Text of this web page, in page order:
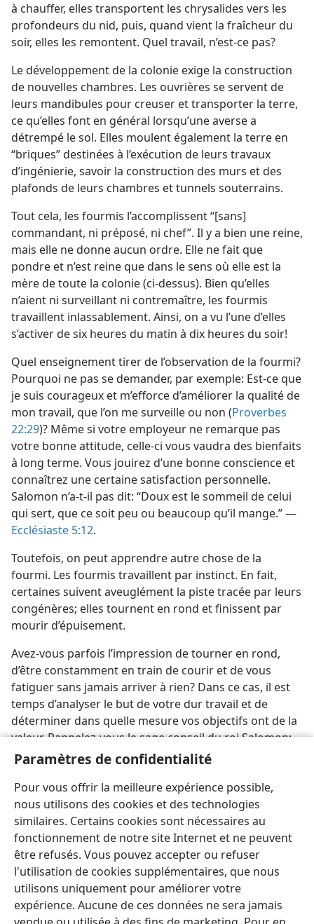
Paramètres de confidentialité
Pour vous offrir la meilleure expérience possible,
nous utilisons des cookies et des technologies
similaires. Certains cookies sont nécessaires au
fonctionnement de notre site Internet et ne peuvent
être refusés. Vous pouvez accepter ou refuser
l'utilisation de cookies supplémentaires, que nous
utilisons uniquement pour améliorer votre
expérience. Aucune de ces données ne sera jamais
à chauffer, elles transportent les chrysalides vers les
profondeurs du nid, puis, quand vient la fraîcheur du
soir, elles les remontent. Quel travail, n’est-​ce pas?
Le développement de la colonie exige la construction
de nouvelles chambres. Les ouvrières se servent de
leurs mandibules pour creuser et transporter la terre,
ce qu’elles font en général lorsqu’une averse a
détrempé le sol. Elles moulent également la terre en
“briques” destinées à l’exécution de leurs travaux
d’ingénierie, savoir la construction des murs et des
plafonds de leurs chambres et tunnels souterrains.
Tout cela, les fourmis l’accomplissent “[sans]
commandant, ni préposé, ni chef”. Il y a bien une reine,
mais elle ne donne aucun ordre. Elle ne fait que
pondre et n’est reine que dans le sens où elle est la
mère de toute la colonie (ci-dessus). Bien qu’elles
n’aient ni surveillant ni contremaître, les fourmis
travaillent inlassablement. Ainsi, on a vu l’une d’elles
s’activer de six heures du matin à dix heures du soir!
Quel enseignement tirer de l’observation de la fourmi?
Pourquoi ne pas se demander, par exemple: Est-​ce que
je suis courageux et m’efforce d’améliorer la qualité de
mon travail, que l’on me surveille ou non (Proverbes
22:29)? Même si votre employeur ne remarque pas
votre bonne attitude, celle-ci vous vaudra des bienfaits
à long terme. Vous jouirez d’une bonne conscience et
connaîtrez une certaine satisfaction personnelle.
Salomon n’a-​t-​il pas dit: “Doux est le sommeil de celui
qui sert, que ce soit peu ou beaucoup qu’il mange.” —
Ecclésiaste 5:12.
Toutefois, on peut apprendre autre chose de la
fourmi. Les fourmis travaillent par instinct. En fait,
certaines suivent aveuglément la piste tracée par leurs
congénères; elles tournent en rond et finissent par
mourir d’épuisement.
Avez-​vous parfois l’impression de tourner en rond,
d’être constamment en train de courir et de vous
fatiguer sans jamais arriver à rien? Dans ce cas, il est
temps d’analyser le but de votre dur travail et de
déterminer dans quelle mesure vos objectifs ont de la
valeur. Rappelez-​vous le sage conseil du roi Salomon:
“Crains le vrai Dieu et garde ses commandements. Car
12:13.
Français Partager Préférences
Copyright © 2026 Watch Tower Bible and Tract Society of Pennsylvania
Conditions d’utilisation
Règles de confidentialité
Paramètres de confidentialité
JW.ORG Se connecter